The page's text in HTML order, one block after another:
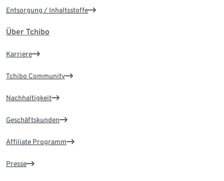
Entsorgung / Inhaltsstoffe
Über Tchibo
Karriere
Tchibo Community
Nachhaltigkeit
Geschäftskunden
Affiliate Programm
Presse